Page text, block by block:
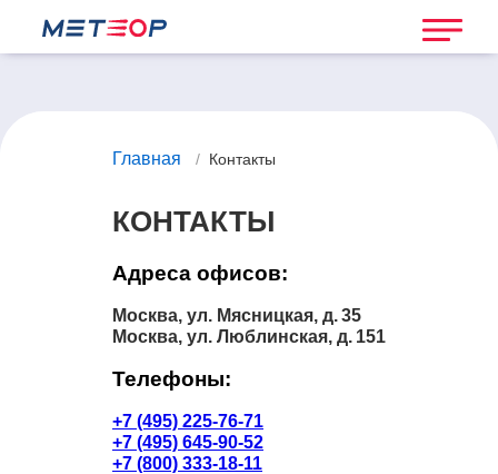
Главная / Контакты
КОНТАКТЫ
Адреса офисов:
Москва, ул. Мясницкая, д. 35
Москва, ул. Люблинская, д. 151
Телефоны:
+7 (495) 225-76-71
+7 (495) 645-90-52
+7 (800) 333-18-11